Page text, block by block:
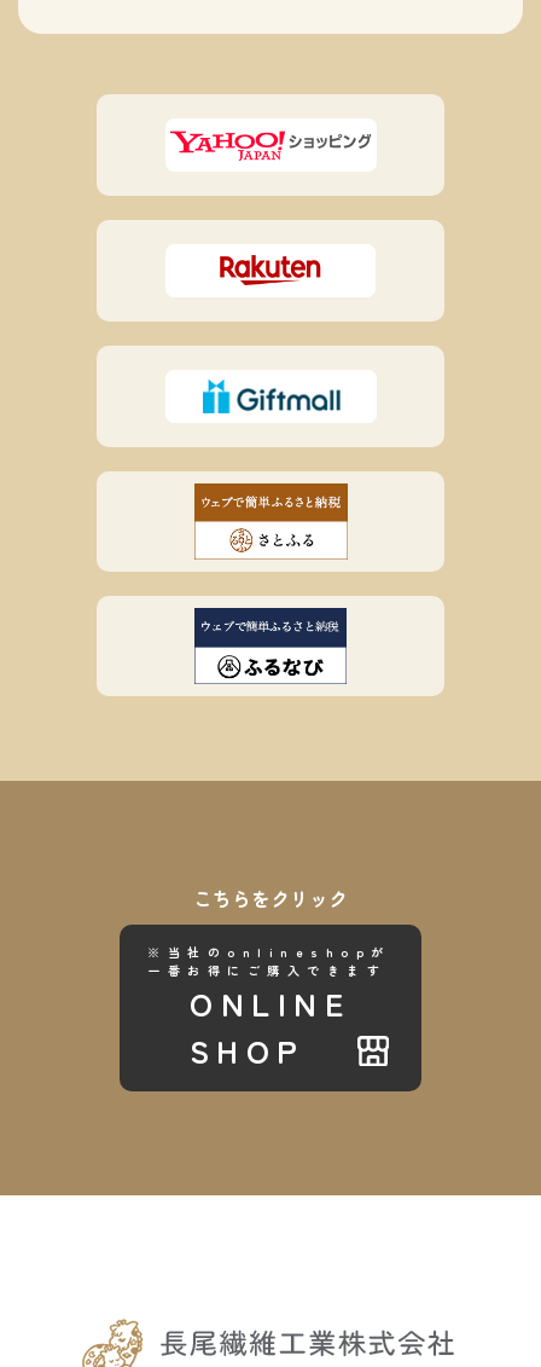
こちらをクリック
※当社のonlineshopが
一番お得にご購入できます
ONLINE
SHOP